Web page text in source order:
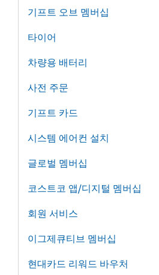
기프트 오브 멤버십
타이어
차량용 배터리
사전 주문
기프트 카드
시스템 에어컨 설치
글로벌 멤버십
코스트코 앱/디지털 멤버십
회원 서비스
이그제큐티브 멤버십
현대카드 리워드 바우처